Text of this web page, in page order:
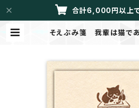
合計6,000円以上
そえぶみ箋 我輩は猫で